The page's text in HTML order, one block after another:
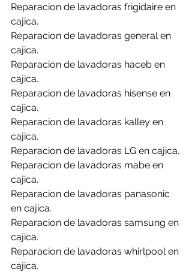
Reparacion de lavadoras frigidaire en
cajica.
Reparacion de lavadoras general en
cajica.
Reparacion de lavadoras haceb en
cajica.
Reparacion de lavadoras hisense en
cajica.
Reparacion de lavadoras kalley en
cajica.
Reparacion de lavadoras LG en cajica.
Reparacion de lavadoras mabe en
cajica.
Reparacion de lavadoras panasonic
en cajica.
Reparacion de lavadoras samsung en
cajica.
Reparacion de lavadoras whirlpool en
cajica.